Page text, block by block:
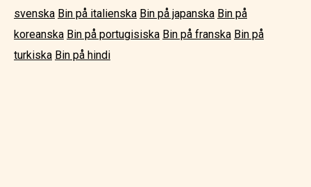
svenska Bin på italienska Bin på japanska Bin på
koreanska Bin på portugisiska Bin på franska Bin på
turkiska Bin på hindi